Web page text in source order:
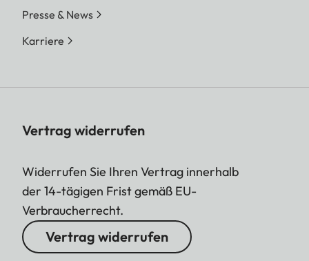
Presse & News
Karriere
Vertrag widerrufen
Widerrufen Sie Ihren Vertrag innerhalb
der 14-tägigen Frist gemäß EU-
Verbraucherrecht.
Vertrag widerrufen